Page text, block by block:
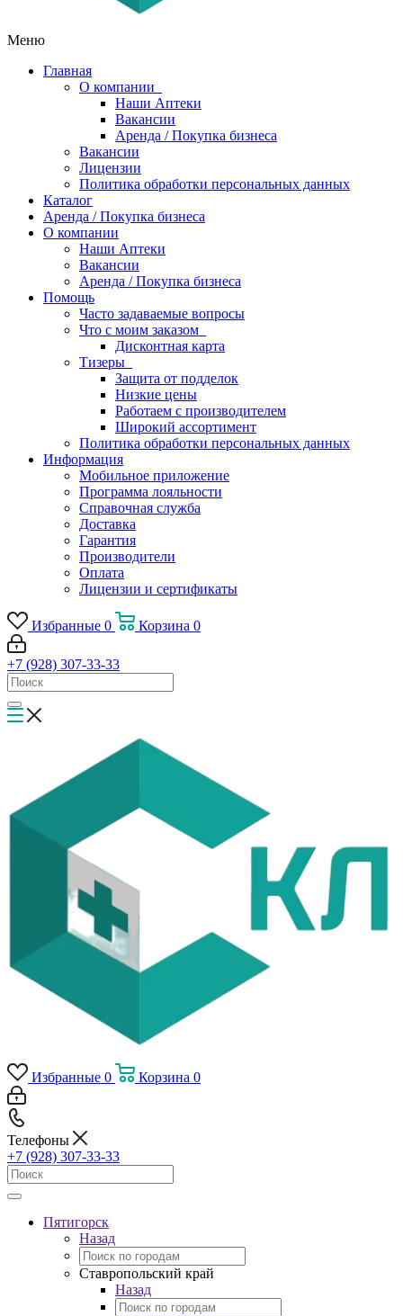
Меню
Главная
О компании
Наши Аптеки
Вакансии
Аренда / Покупка бизнеса
Вакансии
Лицензии
Политика обработки персональных данных
Каталог
Аренда / Покупка бизнеса
О компании
Наши Аптеки
Вакансии
Аренда / Покупка бизнеса
Помощь
Часто задаваемые вопросы
Что с моим заказом
Дисконтная карта
Тизеры
Защита от подделок
Низкие цены
Работаем с производителем
Широкий ассортимент
Политика обработки персональных данных
Информация
Мобильное приложение
Программа лояльности
Справочная служба
Доставка
Гарантия
Производители
Оплата
Лицензии и сертификаты
Избранные 0 Корзина 0
+7 (928) 307-33-33
Избранные 0 Корзина 0
Телефоны
+7 (928) 307-33-33
Пятигорск
Назад
Ставропольский край
Назад